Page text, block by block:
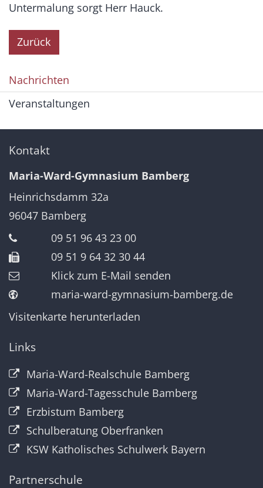
Untermalung sorgt Herr Hauck.
Zurück
Nachrichten
Veranstaltungen
Kontakt
Maria-Ward-Gymnasium Bamberg
Heinrichsdamm 32a
96047 Bamberg
09 51 96 43 23 00
09 51 9 64 32 30 44
Klick zum E-Mail senden
maria-ward-gymnasium-bamberg.de
Visitenkarte herunterladen
Links
Maria-Ward-Realschule Bamberg
Maria-Ward-Tagesschule Bamberg
Erzbistum Bamberg
Schulberatung Oberfranken
KSW Katholisches Schulwerk Bayern
Partnerschule